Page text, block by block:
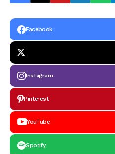
Facebook
Instagram
Pinterest
YouTube
Spotify